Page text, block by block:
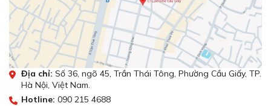
Địa chỉ: Số 36, ngõ 45, Trần Thái Tông, Phường Cầu Giấy, TP.
Hà Nội, Việt Nam.
Hotline: 090 215 4688